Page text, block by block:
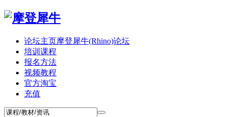
论坛主页摩登犀牛(Rhino)论坛
培训课程
报名方法
视频教程
官方淘宝
充值